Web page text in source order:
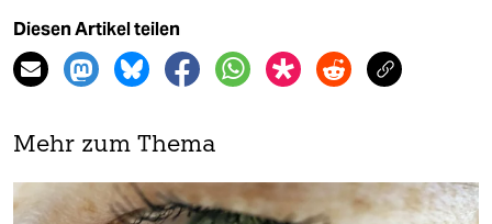
Diesen Artikel teilen
Mehr zum Thema